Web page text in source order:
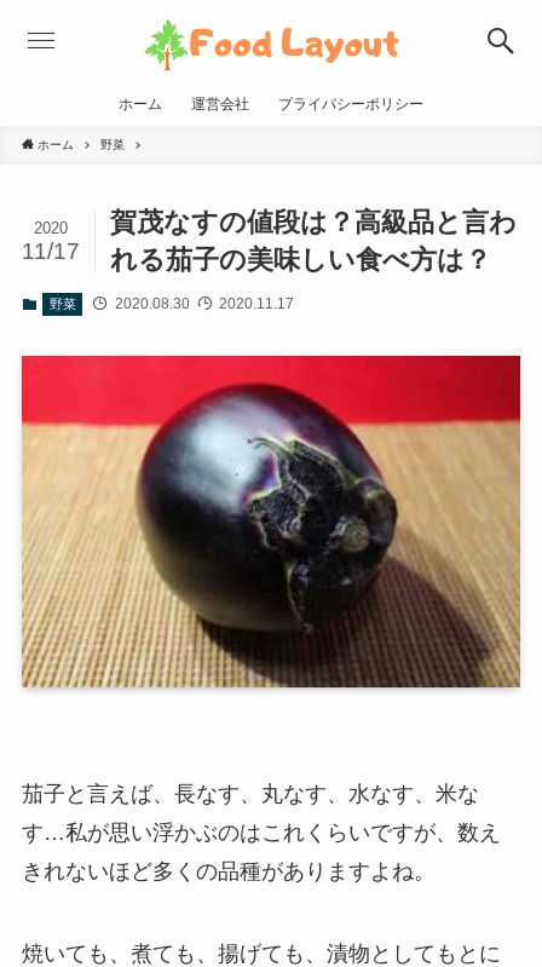
ホーム 運営会社 プライバシーポリシー
ホーム 野菜
賀茂なすの値段は？高級品と言わ
れる茄子の美味しい食べ方は？
2020
11/17
野菜 2020.08.30 2020.11.17
茄子 と言えば、 長なす、丸なす、水なす、米な
す…私が思い浮かぶのはこれくらいですが、数え
きれないほど多くの品種がありますよね。
焼いても、煮ても、揚げても、漬物としても とに